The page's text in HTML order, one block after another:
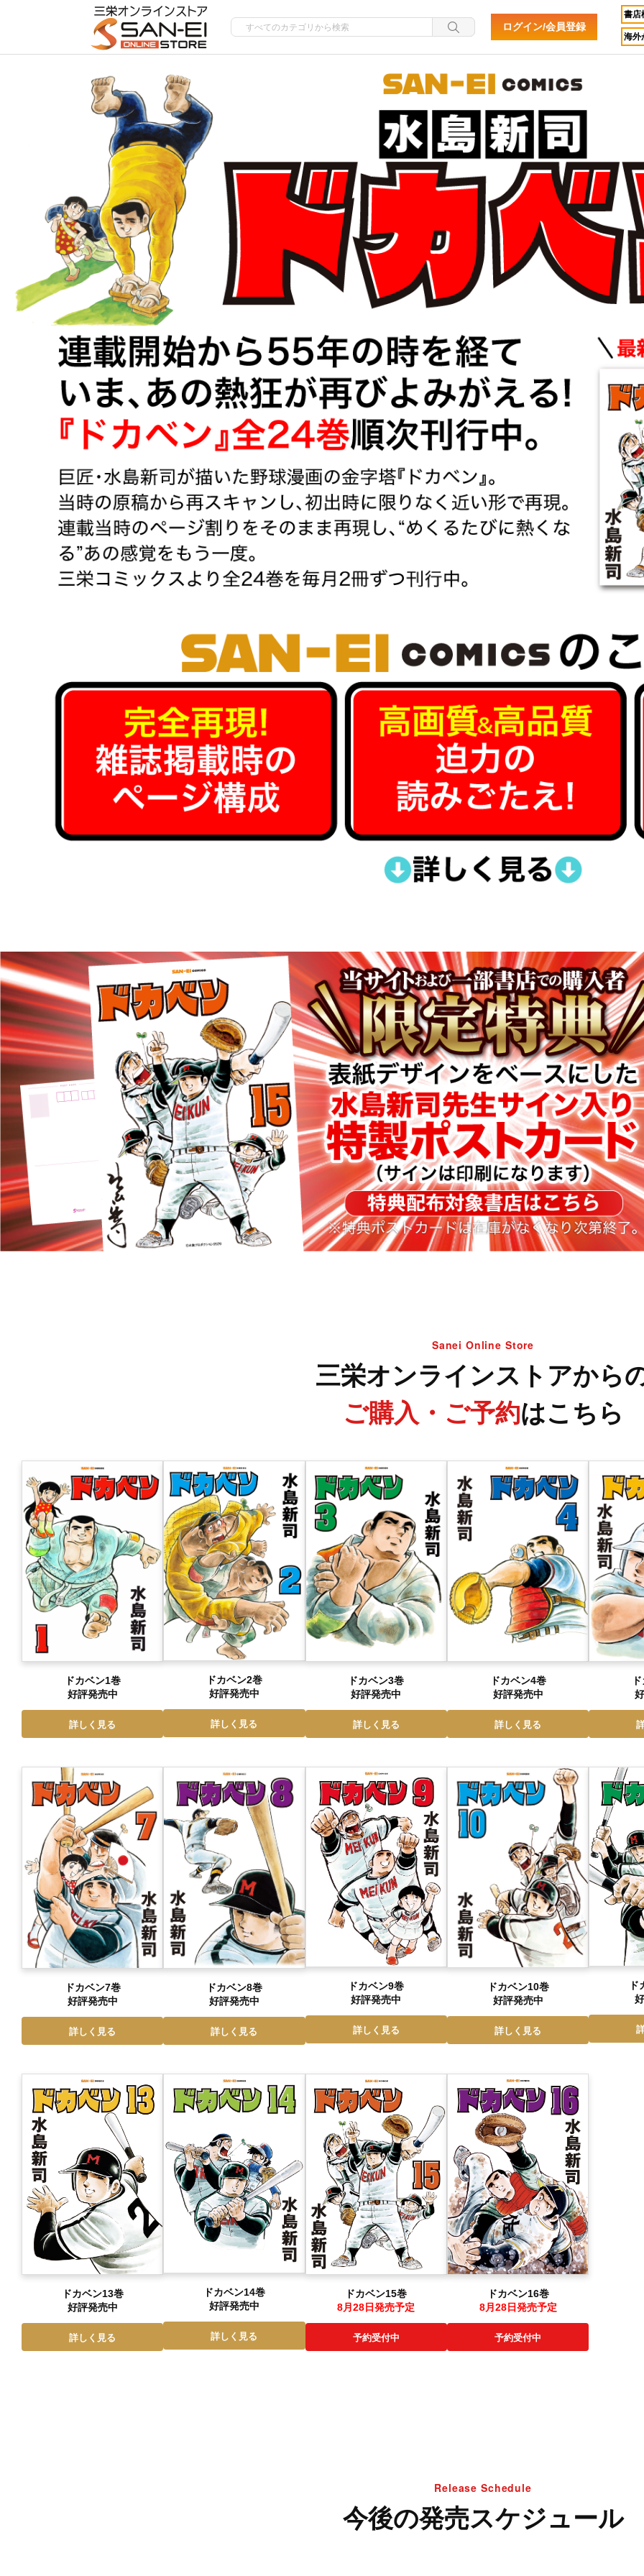
ログイン/会員登録
書店
海外
▲ 閉じる
Sanei Online Store
三栄オンラインストアから
ご購入・ご予約はこちら
ドカベン1巻
好評発売中
詳しく見る
ドカベン2巻
好評発売中
詳しく見る
ドカベン3巻
好評発売中
詳しく見る
ドカベン4巻
好評発売中
詳しく見る
ドカベン7巻
好評発売中
詳しく見る
ドカベン8巻
好評発売中
詳しく見る
ドカベン9巻
好評発売中
詳しく見る
ドカベン10巻
好評発売中
詳しく見る
ド
ドカベン13巻
好評発売中
詳しく見る
ドカベン14巻
好評発売中
詳しく見る
ドカベン15巻
8月28日発売予定
予約受付中
ドカベン16巻
8月28日発売予定
予約受付中
Release Schedule
今後の発売スケジュール